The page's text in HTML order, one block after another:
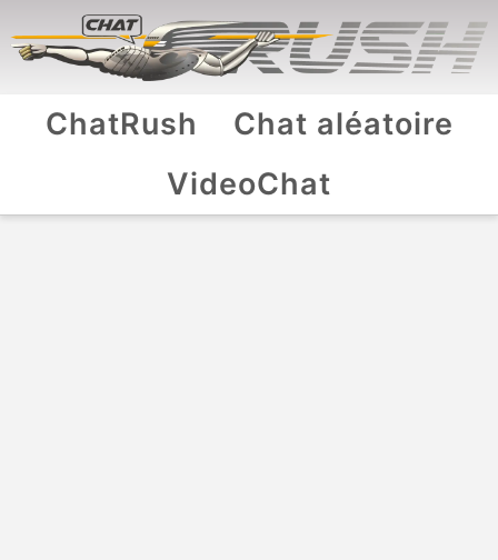
ChatRush
Chat aléatoire
VideoChat